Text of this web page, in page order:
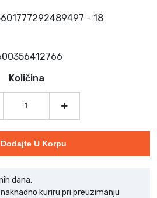
- 18
Količina
Dodajte U Korpu
dana.
kuriru pri preuzimanju